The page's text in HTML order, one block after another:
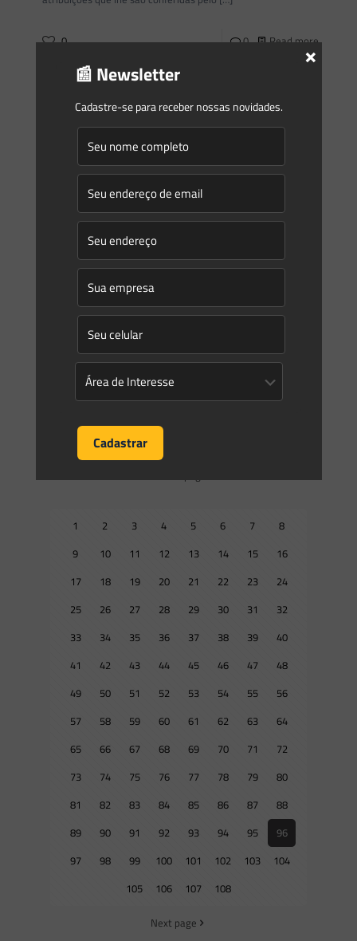
0 0 Read more
INSTRUÇÃO NORMATIVA CONJUNTA Nº 1, DE 22 DE
FEVEREIRO DE 2021 Dispõe sobre os procedimentos a serem
adotados durante o processo de licenciamento ambiental de
empreendimentos[…]
Saes Advogadoson
Deputados e especialistas discutem regulamentação do
mercado brasileiro de créditos de carbono
A Câmara dos Deputados pode assumir a dianteira no
debate sobre regras para o mercado de carbono no país. Em
reunião da Frente Parlamentar Ambientalista realizada
1 2 3 4 5 6 7
8
9
10 11 12 13 14 15
16
17
18 19 20 21 22 23
24
25
26 27 28 29 30 31
32
33
34 35 36 37 38 39
40
41
42 43 44 45 46 47
48
49
50 51 52 53 54 55
56
57
58 59 60 61 62 63
64
65
66 67 68 69 70 71
72
73
74 75 76 77 78 79
80
81
82 83 84 85 86 87
88
89
90 91 92 93 94 95
96
97
98 99 100 101 102 103
104
105
106 107 108
Next page
📰 Newsletter
Cadastre-se para receber nossas novidades.
×